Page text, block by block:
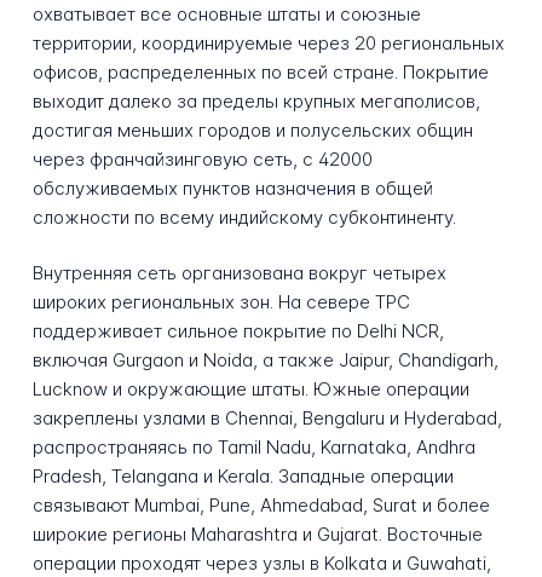
охватывает все основные штаты и союзные
территории, координируемые через 20 региональных
офисов, распределенных по всей стране. Покрытие
выходит далеко за пределы крупных мегаполисов,
достигая меньших городов и полусельских общин
через франчайзинговую сеть, с 42000
обслуживаемых пунктов назначения в общей
сложности по всему индийскому субконтиненту.
Внутренняя сеть организована вокруг четырех
широких региональных зон. На севере TPC
поддерживает сильное покрытие по Delhi NCR,
включая Gurgaon и Noida, а также Jaipur, Chandigarh,
Lucknow и окружающие штаты. Южные операции
закреплены узлами в Chennai, Bengaluru и Hyderabad,
распространяясь по Tamil Nadu, Karnataka, Andhra
Pradesh, Telangana и Kerala. Западные операции
связывают Mumbai, Pune, Ahmedabad, Surat и более
широкие регионы Maharashtra и Gujarat. Восточные
операции проходят через узлы в Kolkata и Guwahati,